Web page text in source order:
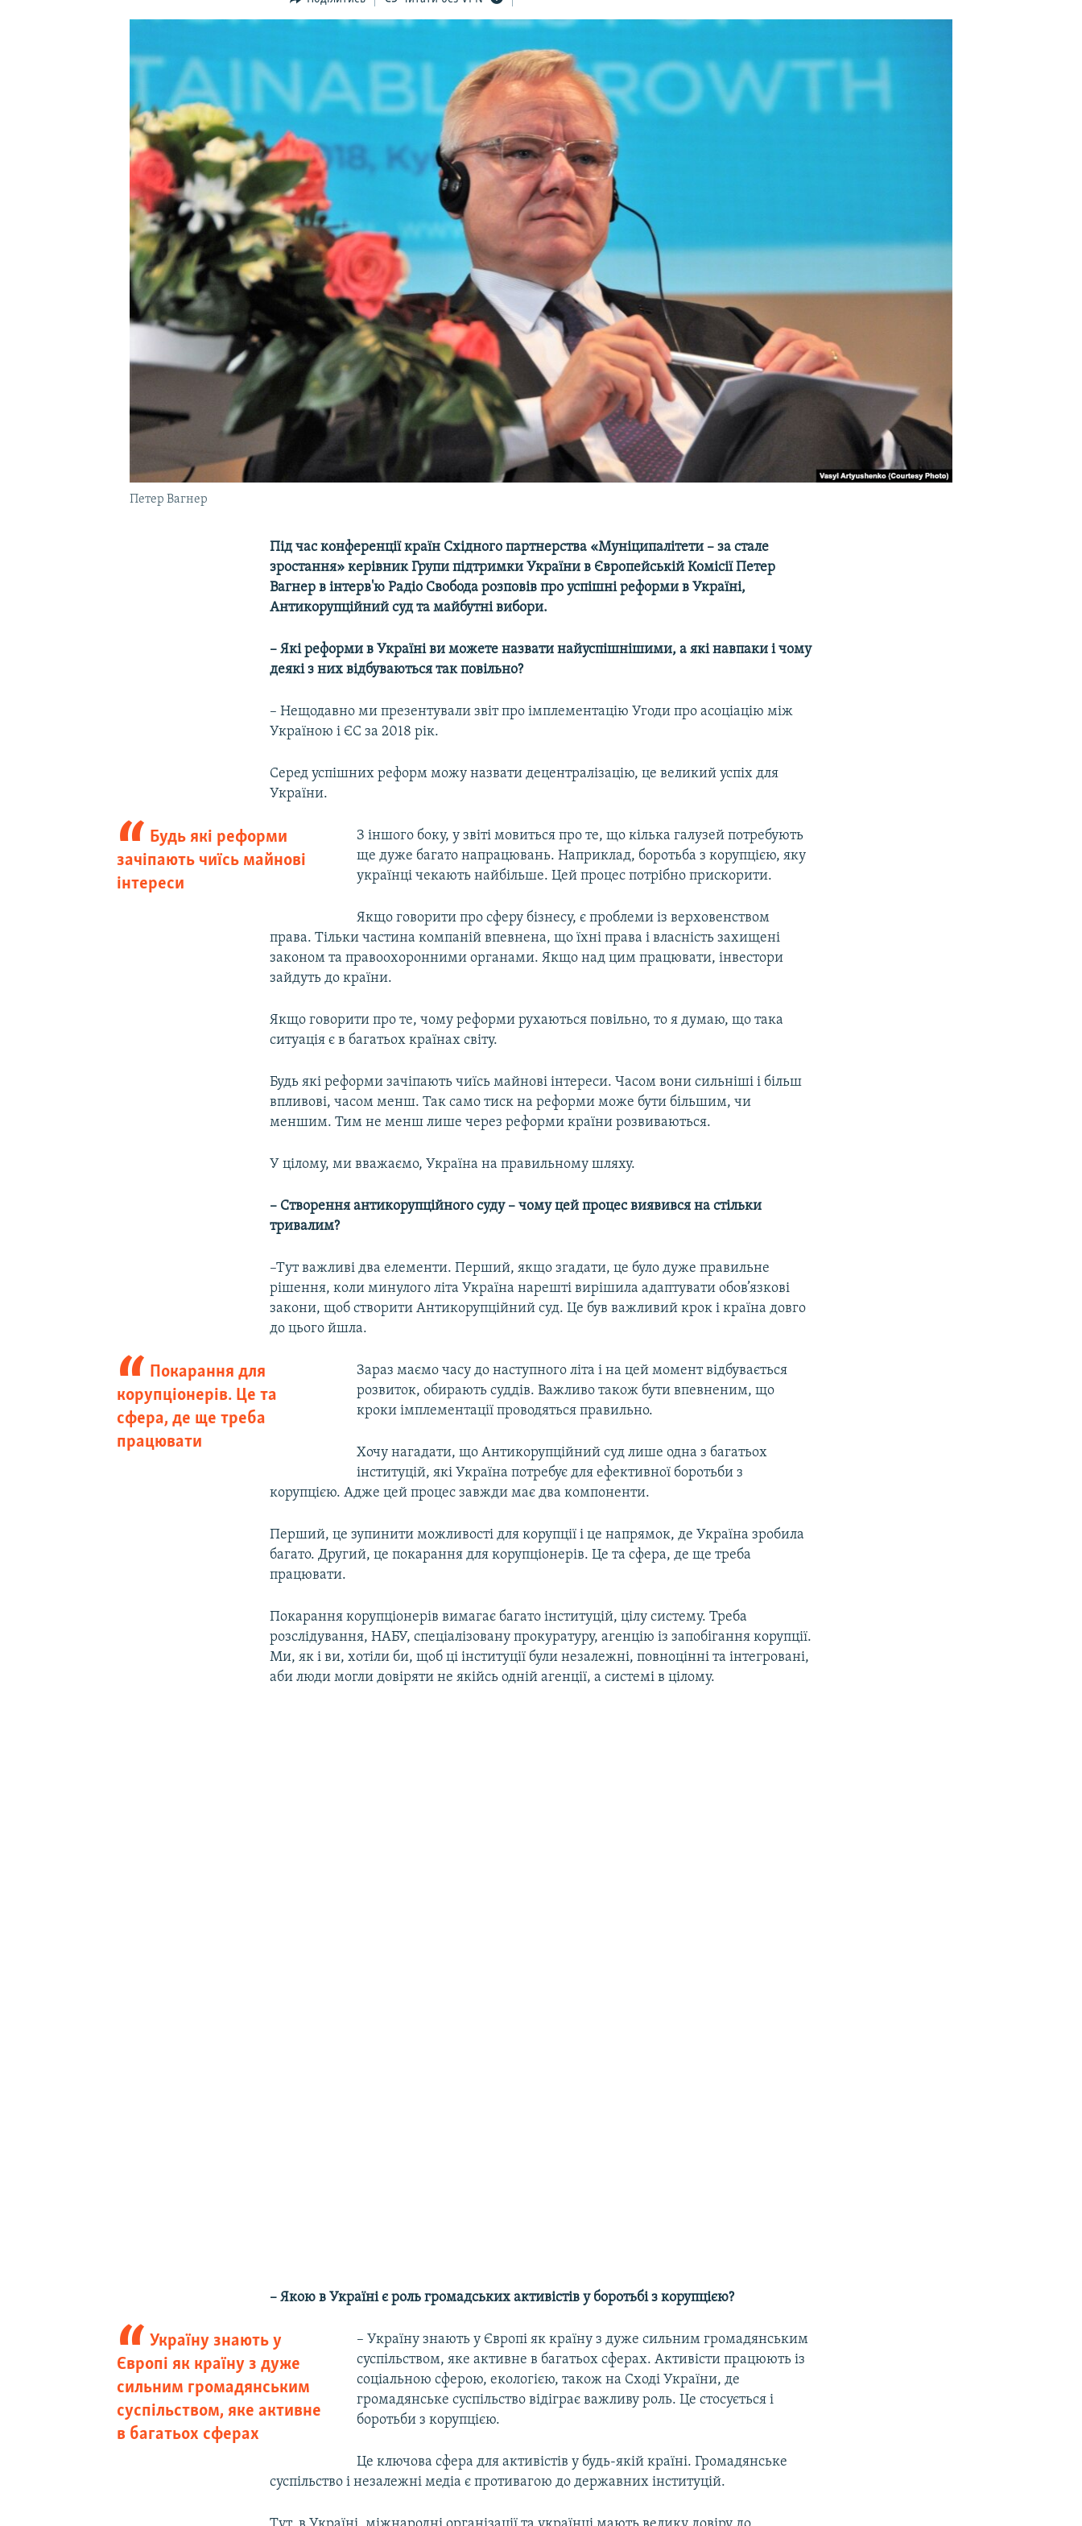
УКРАЇНСЬКА ПРОБЛЕМА КРИМУ
Петер Вагнер
Під час конференції країн Східного партнерства «Муніципалітети – за стале
зростання» керівник Групи підтримки України в Європейській Комісії Петер
Вагнер в інтерв'ю Радіо Свобода розповів про успішні реформи в Україні,
Антикорупційний суд та майбутні вибори.
– Які реформи в Україні ви можете назвати найуспішнішими, а які навпаки і чому
деякі з них відбуваються так повільно?
– Нещодавно ми презентували звіт про імплементацію Угоди про асоціацію між
Україною і ЄС за 2018 рік.
Серед успішних реформ можу назвати децентралізацію, це великий успіх для
України.
Будь які реформи
зачіпають чиїсь майнові
інтереси
З іншого боку, у звіті мовиться про те, що кілька галузей потребують
ще дуже багато напрацювань. Наприклад, боротьба з корупцією, яку
українці чекають найбільше. Цей процес потрібно прискорити.
Якщо говорити про сферу бізнесу, є проблеми із верховенством
права. Тільки частина компаній впевнена, що їхні права і власність захищені
законом та правоохоронними органами. Якщо над цим працювати, інвестори
зайдуть до країни.
Якщо говорити про те, чому реформи рухаються повільно, то я думаю, що така
ситуація є в багатьох країнах світу.
Будь які реформи зачіпають чиїсь майнові інтереси. Часом вони сильніші і більш
впливові, часом менш. Так само тиск на реформи може бути більшим, чи
меншим. Тим не менш лише через реформи країни розвиваються.
У цілому, ми вважаємо, Україна на правильному шляху.
– Створення антикорупційного суду – чому цей процес виявився на стільки
тривалим?
–Тут важливі два елементи. Перший, якщо згадати, це було дуже правильне
рішення, коли минулого літа Україна нарешті вирішила адаптувати обов’язкові
закони, щоб створити Антикорупційний суд. Це був важливий крок і країна довго
до цього йшла.
Покарання для
корупціонерів. Це та
сфера, де ще треба
працювати
Зараз маємо часу до наступного літа і на цей момент відбувається
розвиток, обирають суддів. Важливо також бути впевненим, що
кроки імплементації проводяться правильно.
Хочу нагадати, що Антикорупційний суд лише одна з багатьох
інституцій, які Україна потребує для ефективної боротьби з
корупцією. Адже цей процес завжди має два компоненти.
Перший, це зупинити можливості для корупції і це напрямок, де Україна зробила
багато. Другий, це покарання для корупціонерів. Це та сфера, де ще треба
працювати.
Покарання корупціонерів вимагає багато інституцій, цілу систему. Треба
розслідування, НАБУ, спеціалізовану прокуратуру, агенцію із запобігання корупції.
Ми, як і ви, хотіли би, щоб ці інституції були незалежні, повноцінні та інтегровані,
аби люди могли довіряти не якійсь одній агенції, а системі в цілому.
– Якою в Україні є роль громадських активістів у боротьбі з корупцією?
Україну знають у
Європі як країну з дуже
сильним громадянським
суспільством, яке активне
в багатьох сферах
– Україну знають у Європі як країну з дуже сильним громадянським
суспільством, яке активне в багатьох сферах. Активісти працюють із
соціальною сферою, екологією, також на Сході України, де
громадянське суспільство відіграє важливу роль. Це стосується і
боротьби з корупцією.
Це ключова сфера для активістів у будь-якій країні. Громадянське
суспільство і незалежні медіа є противагою до державних інституцій.